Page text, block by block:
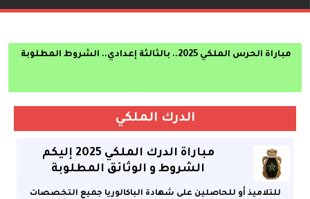
مباراة الحرس الملكي 2025.. بالثالثة إعدادي.. الشروط المطلوبة
الدرك الملكي
مباراة الدرك الملكي 2025 إليكم
الشروط و الوثائق المطلوبة
للتلاميذ أو للحاصلين على شهادة الباكالوريا جميع التخصصات